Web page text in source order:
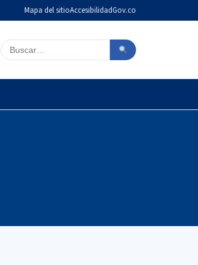
Mapa del sitioAccesibilidadGov.co
Buscar en el sitio